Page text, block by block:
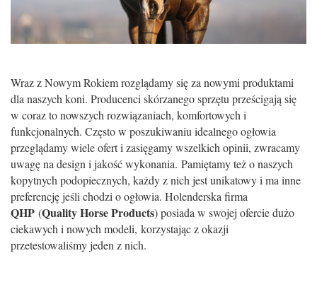
Wraz z Nowym Rokiem rozglądamy się za nowymi produktami
dla naszych koni. Producenci skórzanego sprzętu prześcigają się
w coraz to nowszych rozwiązaniach, komfortowych i
funkcjonalnych. Często w poszukiwaniu idealnego ogłowia
przeglądamy wiele ofert i zasięgamy wszelkich opinii, zwracamy
uwagę na design i jakość wykonania. Pamiętamy też o naszych
kopytnych podopiecznych, każdy z nich jest unikatowy i ma inne
preferencję jeśli chodzi o ogłowia. Holenderska firma
QHP (Quality Horse Products) posiada w swojej ofercie dużo
ciekawych i nowych modeli, korzystając z okazji
przetestowaliśmy jeden z nich.